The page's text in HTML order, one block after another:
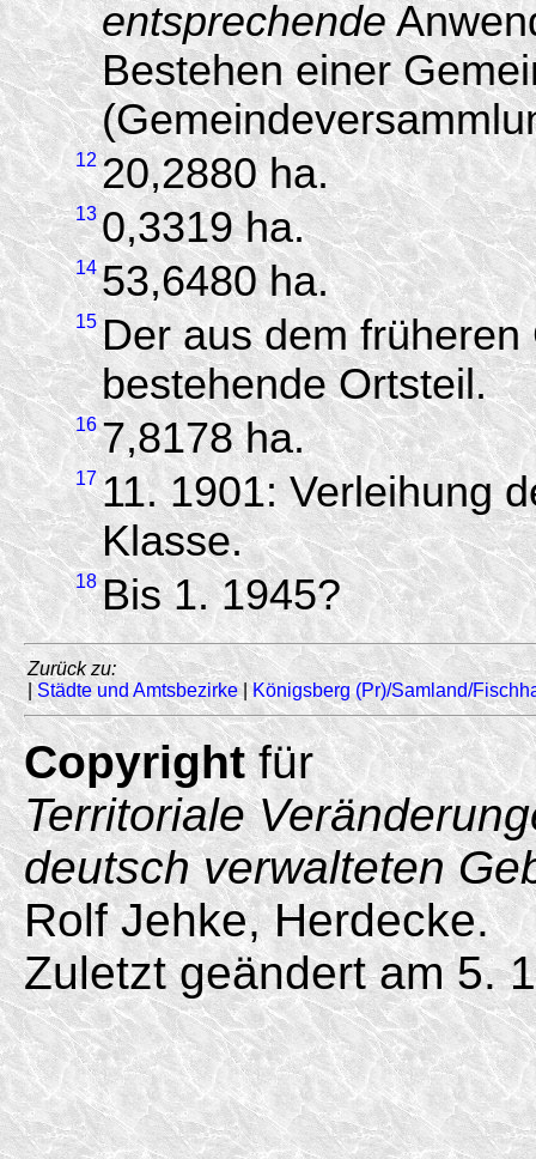
entsprechende
Bestehen einer
12 20,2880 ha.
13 0,3319 ha.
14 53,6480 ha.
15 Der aus dem
bestehende Ortsteil.
16 7,8178 ha.
17 11. 1901: Verleihung
Klasse.
18 Bis 1. 1945?
Zurück zu:
|Städte und Amtsbezirke|Königsberg (Pr)/Samland/
Copyrightfür
Territoriale
deutsch verwalteten
Rolf Jehke, Herdecke.
Zuletzt geändert am 5.